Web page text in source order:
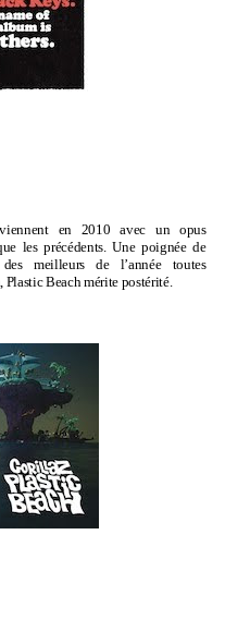
en 2010 avec un opus
les précédents. Une poignée de
meilleurs de l’année toutes
Plastic Beach mérite postérité.